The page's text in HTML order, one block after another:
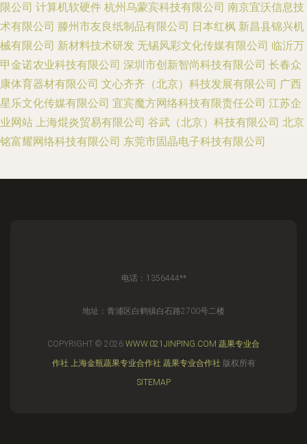
限公司 计算机软硬件 杭州乌蒙宾科技有限公司 南京宜沃信息技
术有限公司 滕州市友良纸制品有限公司 日本红枫 新昌县锦兴机
械有限公司 新材料技术研发 无锡风彩文化传媒有限公司 临沂万
甲金诺农业科技有限公司 深圳市创新智尚科技有限公司 长春众
康体育器材有限公司 文心齐齐（北京）科技发展有限公司 广西
星乐文化传媒有限公司 宜宾魔方网络科技有限责任公司 江苏企
业网站 上海焜炎贸易有限公司 谷武（北京）科技有限公司 北京
铭富耀网络科技有限公司 东莞市固晶电子科技有限公司
电话：1356444**
地址：青浦区白鹤镇白石路2700号二楼
COPYRIGHT © 2026 WWW.021JINPING.COM 蔬果专业合
作社 上海金瓶蔬果专业合作社 蔬果专业合作社 版权所有
SITEMAP